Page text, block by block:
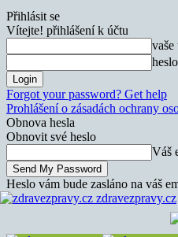
Přihlásit se
Vítejte! přihlášení k účtu
vaše
heslo
Forgot your password? Get help
Prohlášení o zásadách ochrany
Obnova hesla
Obnovit své heslo
Váš
Heslo vám bude zasláno na váš
zdravezpravy.cz